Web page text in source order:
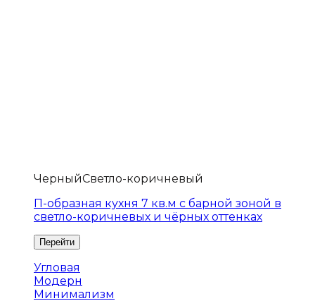
ЧерныйСветло-коричневый
П-образная кухня 7 кв.м с барной зоной в
светло-коричневых и чёрных оттенках
Угловая
Модерн
Минимализм